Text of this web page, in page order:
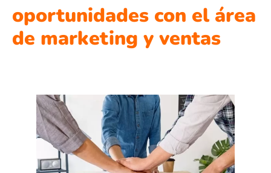
oportunidades con el área
de marketing y ventas